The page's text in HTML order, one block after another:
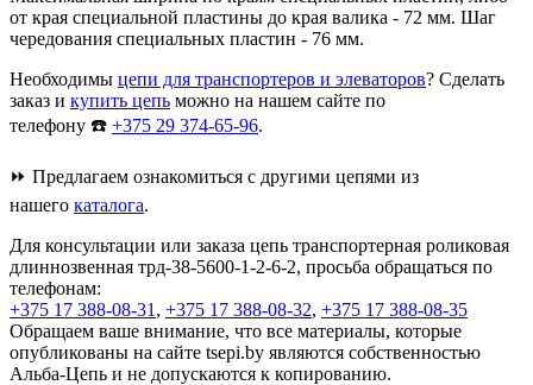
от края специальной пластины до края валика - 72 мм. Шаг
чередования специальных пластин - 76 мм.
Необходимы цепи для транспортеров и элеваторов? Сделать
заказ и купить цепь можно на нашем сайте по
телефону ☎️ +375 29 374-65-96.
⏩ Предлагаем ознакомиться с другими цепями из
нашего каталога.
Для консультации или заказа цепь транспортерная роликовая
длиннозвенная трд-38-5600-1-2-6-2, просьба обращаться по
телефонам:
+375 17 388-08-31 , +375 17 388-08-32, +375 17 388-08-35
Обращаем ваше внимание, что все материалы, которые
опубликованы на сайте tsepi.by являются собственностью
Альба-Цепь и не допускаются к копированию.